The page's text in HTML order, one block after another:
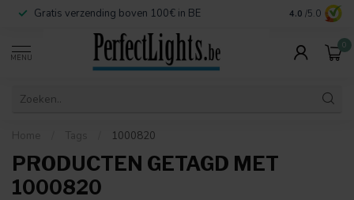
Gratis verzending boven 100€ in BE Veilige
4.0 /5.0
MENU
0
Home Tags 1000820
PRODUCTEN GETAGD MET
1000820